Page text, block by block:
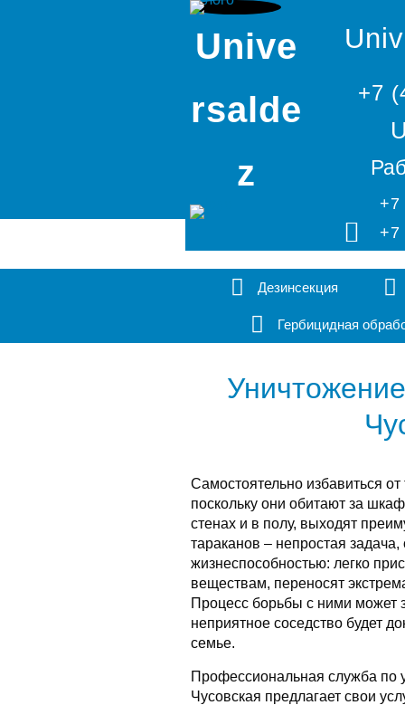
Unive
rsalde
z
+7
+7
+7
Дезинсекция
Гербицидная
Самостоятельно избавиться
поскольку они обитают за
стенах и в полу, выходят
тараканов – непростая
жизнеспособностью: легко
веществам, переносят
Процесс борьбы с ними может
неприятное соседство будет
семье.
Профессиональная служба по
Чусовская предлагает свои